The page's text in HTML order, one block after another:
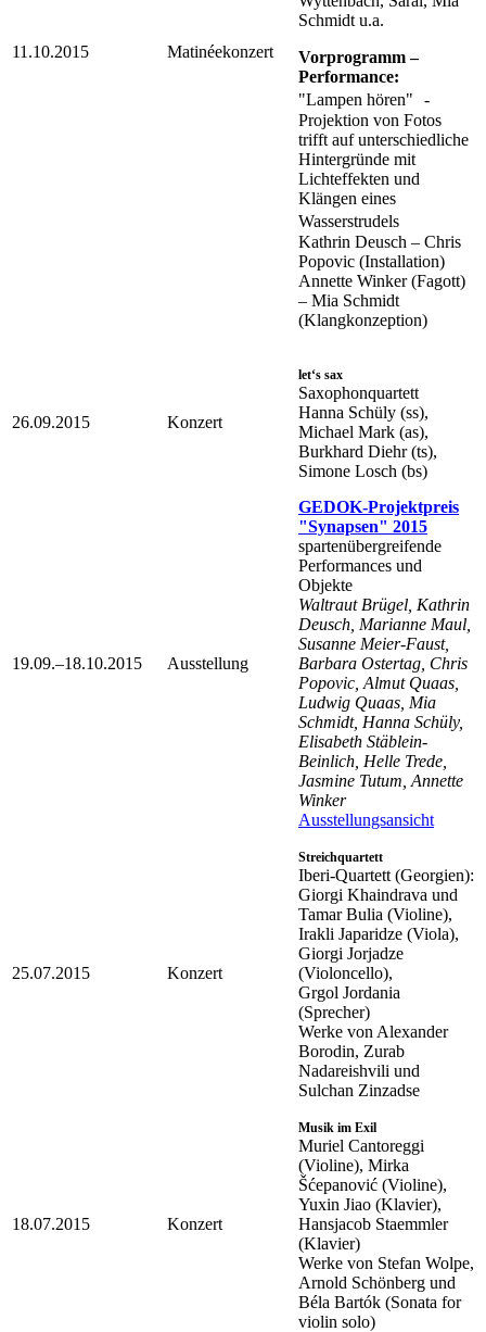
11.10.2015 Matinéekonzert
Schmidt u.a.
Vorprogramm –
Performance:
"Lampen hören" -
Projektion von Fotos
trifft auf unterschiedliche
Hintergründe mit
Lichteffekten und
Klängen eines
Wasserstrudels
Kathrin Deusch – Chris
Popovic (Installation)
Annette Winker (Fagott)
– Mia Schmidt
(Klangkonzeption)
26.09.2015 Konzert
let‘s sax
Saxophonquartett
Hanna Schüly (ss),
Michael Mark (as),
Burkhard Diehr (ts),
Simone Losch (bs)
19.09.–18.10.2015 Ausstellung
GEDOK-Projektpreis
"Synapsen" 2015
spartenübergreifende
Performances und
Objekte
Waltraut Brügel, Kathrin
Deusch, Marianne Maul,
Susanne Meier-Faust,
Barbara Ostertag, Chris
Popovic, Almut Quaas,
Ludwig Quaas, Mia
Schmidt, Hanna Schüly,
Elisabeth Stäblein-
Beinlich, Helle Trede,
Jasmine Tutum, Annette
Winker
Ausstellungsansicht
25.07.2015 Konzert
Streichquartett
Iberi-Quartett (Georgien):
Giorgi Khaindrava und
Tamar Bulia (Violine),
Irakli Japaridze (Viola),
Giorgi Jorjadze
(Violoncello),
Grgol Jordania
(Sprecher)
Werke von Alexander
Borodin, Zurab
Nadareishvili und
Sulchan Zinzadse
18.07.2015 Konzert
Musik im Exil
Muriel Cantoreggi
(Violine), Mirka
Šćepanović (Violine),
Yuxin Jiao (Klavier),
Hansjacob Staemmler
(Klavier)
Werke von Stefan Wolpe,
Arnold Schönberg und
Béla Bartók (Sonata for
violin solo)